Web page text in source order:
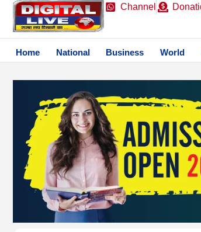
Channel
Home National Business World